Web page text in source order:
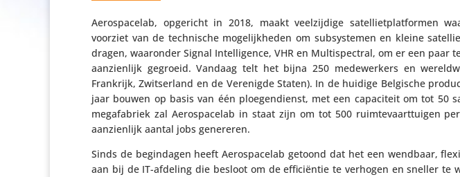
Aero­s­pa­celab, opgericht in 2018, maakt veel­zij­dige satel­liet­plat­formen
voorziet van de tech­ni­sche moge­lijk­heden om subsys­temen en kleine
dragen, waaronder Signal Intel­li­gence, VHR en Multi­spec­tral, om er een
aanzien­lijk gegroeid. Vandaag telt het bijna 250 mede­wer­kers en
Frankrijk, Zwit­ser­land en de Verenigde Staten). In de huidige Belgische
jaar bouwen op basis van één ploe­gen­dienst, met een capa­ci­teit om tot 50
mega­fa­briek zal Aero­s­pa­celab in staat zijn om tot 500 ruim­te­vaart­tuigen
aanzien­lijk aantal jobs genereren.
Sinds de begin­dagen heeft Aero­s­pa­celab getoond dat het een wendbaar,
aan bij de IT-afdeling die besloot om de effi­ci­ëntie te verhogen en sneller